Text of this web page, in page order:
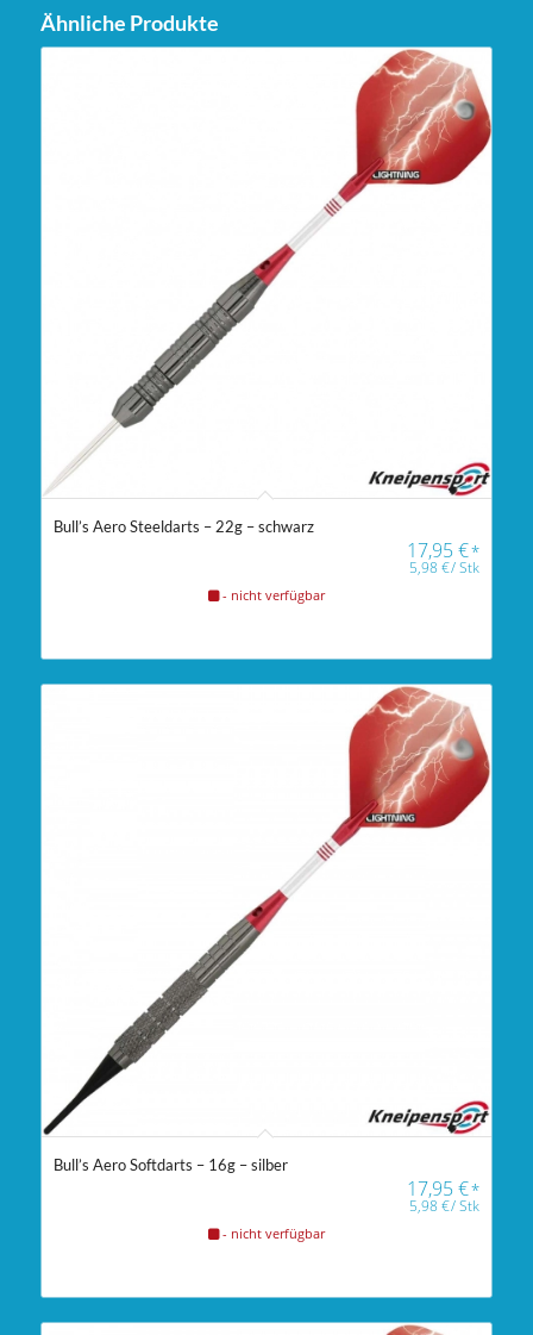
Ähnliche Produkte
Bull’s Aero Steeldarts – 22g – schwarz
17,95€*
5,98€/Stk
- nicht verfügbar
Bull’s Aero Softdarts – 16g – silber
17,95€*
5,98€/Stk
- nicht verfügbar